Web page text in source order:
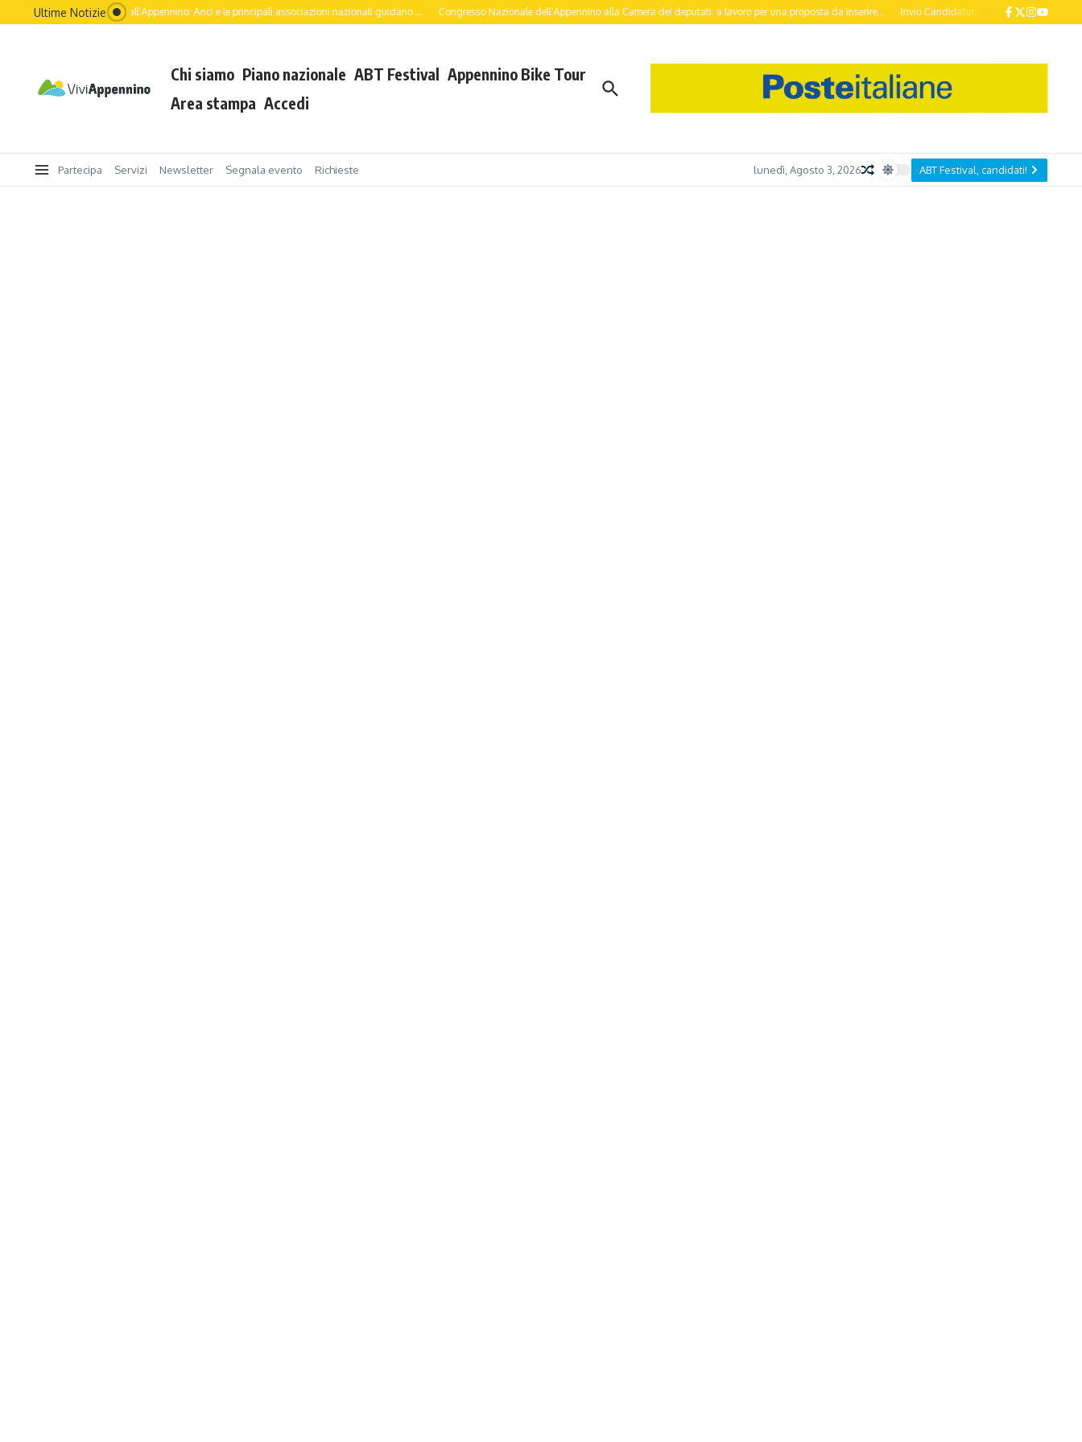
Ultime Notizie
dell’Italia passa dall’Appennino: Anci e le principali associazioni nazionali guidano ... Congresso Nazionale dell’Appennino alla Camera dei deputati: a lavoro per una proposta da inserire... Invio Candidature ABT Festival 2026 entro il
Chi siamo Piano nazionale ABT Festival Appennino Bike Tour
Area stampa Accedi
Partecipa Servizi Newsletter Segnala evento Richieste lunedì, Agosto 3, 2026 ABT Festival, candidati!